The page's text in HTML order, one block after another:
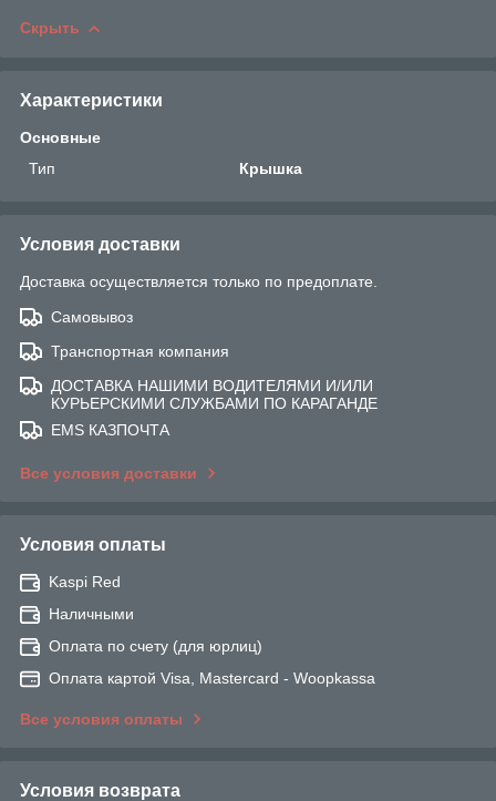
Скрыть
Характеристики
Основные
Тип
Крышка
Условия доставки
Доставка осуществляется только по предоплате.
Самовывоз
Транспортная компания
ДОСТАВКА НАШИМИ ВОДИТЕЛЯМИ И/ИЛИ
КУРЬЕРСКИМИ СЛУЖБАМИ ПО КАРАГАНДЕ
EMS КАЗПОЧТА
Все условия доставки
Условия оплаты
Kaspi Red
Наличными
Оплата по счету (для юрлиц)
Оплата картой Visa, Mastercard - Woopkassa
Все условия оплаты
Условия возврата